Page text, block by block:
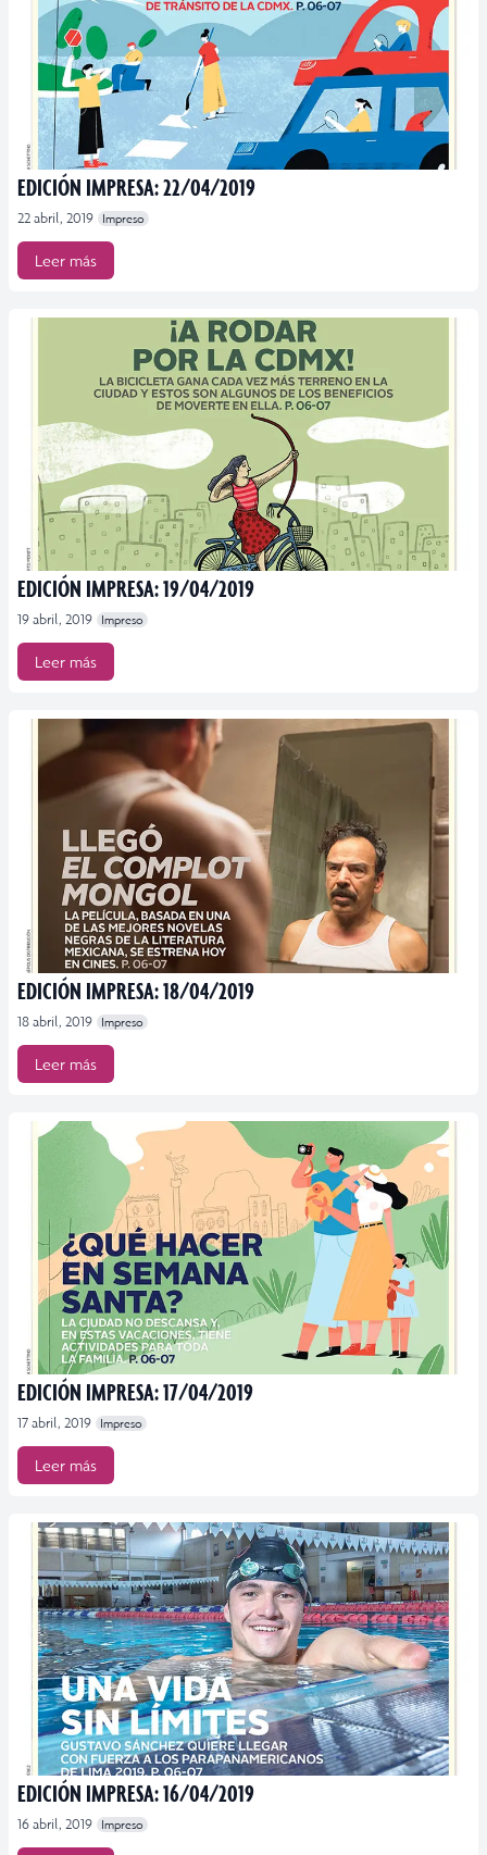
EDICIÓN IMPRESA: 22/04/2019
22 abril, 2019 Impreso
Leer más
EDICIÓN IMPRESA: 19/04/2019
19 abril, 2019 Impreso
Leer más
EDICIÓN IMPRESA: 18/04/2019
18 abril, 2019 Impreso
Leer más
EDICIÓN IMPRESA: 17/04/2019
17 abril, 2019 Impreso
Leer más
EDICIÓN IMPRESA: 16/04/2019
16 abril, 2019 Impreso